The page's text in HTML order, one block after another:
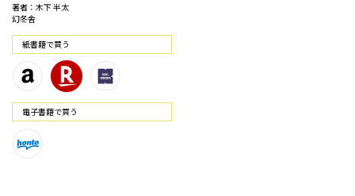
著者：木下 半太
幻冬舎
紙書籍で買う
電⼦書籍で買う